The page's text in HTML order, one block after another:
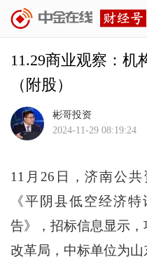
11.29商业观察：机
（附股）
彬哥投资
2024-11-29 08:19:24
11月26日，济南公
《平阴县低空经济
告》，招标信息显示
改革局，中标单位为山